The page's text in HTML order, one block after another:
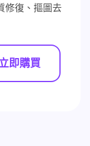
修復、摳圖去
即購買